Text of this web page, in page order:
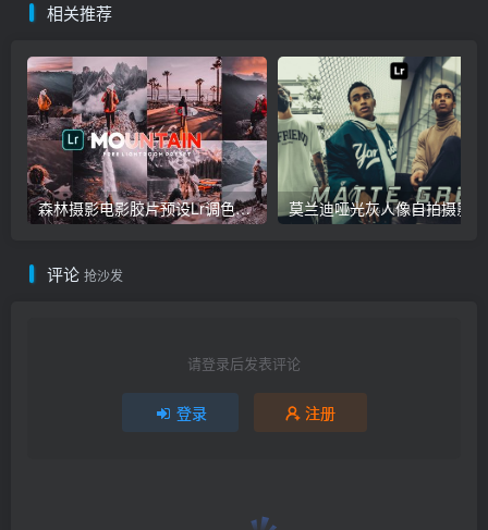
相关推荐
森林摄影电影胶片预设Lr调色教程，手机滤镜Lightroom+Ps预设下载！
评论 抢沙发
请登录后发表评论
登录 注册